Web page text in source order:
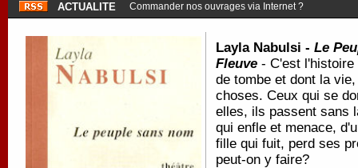
ACTUALITE
Commander nos ouvrages via Internet ?
Layla Nabulsi - Le
Fleuve - C'est l'histoire
de tombe et dont la
choses. Ceux qui se
elles, ils passent sans
qui enfle et menace,
fille qui fuit, perd ses
peut-on y faire?